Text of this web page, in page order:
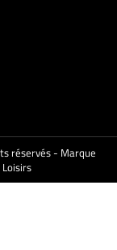
réservés - Marque